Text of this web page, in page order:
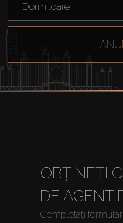
Cumpărați
Închiriați
Dormitoare
OBȚINEȚI
DE AGENT
Completați